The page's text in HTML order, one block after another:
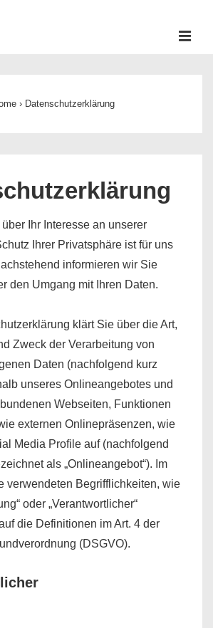
› Datenschutzerklärung
Ihr Interesse an unserer
Ihrer Privatsphäre ist für uns
informieren wir Sie
den Umgang mit Ihren Daten.
klärt Sie über die Art,
Zweck der Verarbeitung von
Daten (nachfolgend kurz
unseres Onlineangebotes und
Webseiten, Funktionen
externen Onlinepräsenzen, wie
Media Profile auf (nachfolgend
als „Onlineangebot“). Im
verwendeten Begrifflichkeiten, wie
oder „Verantwortlicher“
die Definitionen im Art. 4 der
(DSGVO).